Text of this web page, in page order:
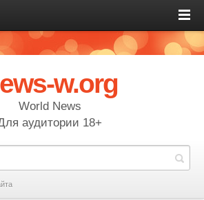
w.org
World News
аудитории 18+